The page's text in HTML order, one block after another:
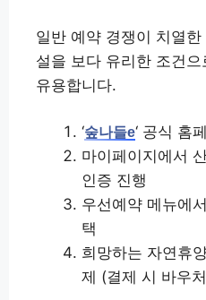
일반 예약 경쟁이 치열
설을 보다 유리한 조건
유용합니다.
‘숲나들e‘ 공식 홈
마이페이지에서
인증 진행
우선예약 메뉴에
택
희망하는 자연휴
제 (결제 시 바우